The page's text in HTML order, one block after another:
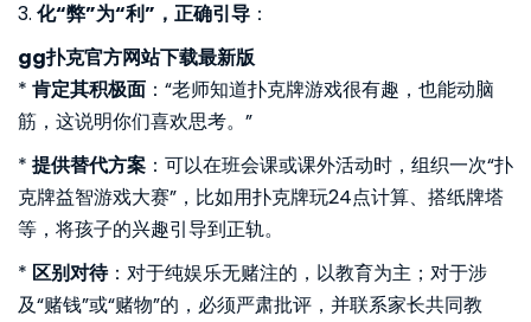
3. 化“弊”为“利”，正确引导 ：
gg扑克官方网站下载最新版
* 肯定其积极面 ：“老师知道扑克牌游戏很有趣，也能动脑
筋，这说明你们喜欢思考。”
* 提供替代方案 ：可以在班会课或课外活动时，组织一次“扑
克牌益智游戏大赛”，比如用扑克牌玩24点计算、搭纸牌塔
等，将孩子的兴趣引导到正轨。
* 区别对待：对于纯娱乐无赌注的，以教育为主；对于涉
及“赌钱”或“赌物”的，必须严肃批评，并联系家长共同教